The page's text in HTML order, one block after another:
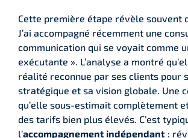
Cette première étape révèle souvent
J’ai accompagné récemment une
communication qui se voyait comme
exécutante ». L’analyse a montré
réalité reconnue par ses clients pour
stratégique et sa vision globale. Une
qu’elle sous-estimait complètement
des tarifs bien plus élevés. C’est
l’accompagnement indépendant :